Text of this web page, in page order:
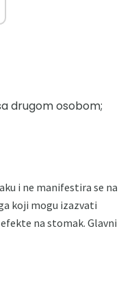
drugom osobom;
i ne manifestira se na
koji mogu izazvati
na stomak. Glavni